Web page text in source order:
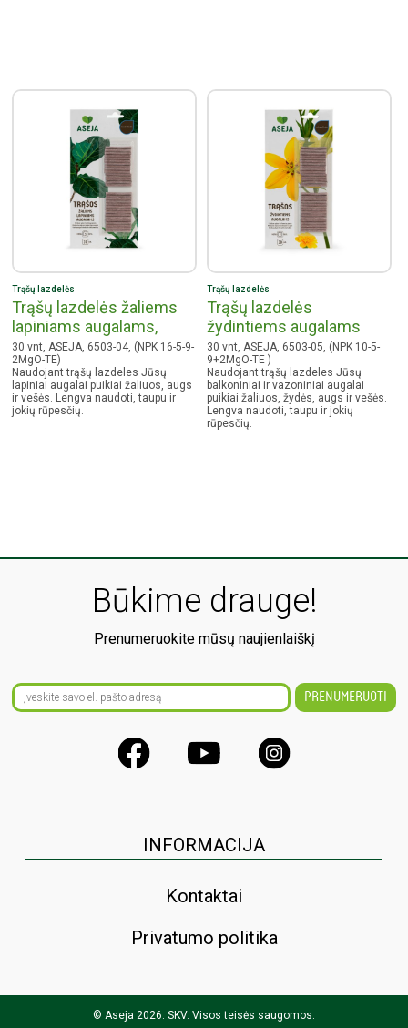
Trąšų lazdelės
Trąšų lazdelės žaliems
lapiniams augalams,
30 vnt, ASEJA, 6503-04, (NPK 16-5-9-
2MgO-TE)
Naudojant trąšų lazdeles Jūsų
lapiniai augalai puikiai žaliuos, augs
ir vešės. Lengva naudoti, taupu ir
jokių rūpesčių.
Trąšų lazdelės
Trąšų lazdelės
žydintiems augalams
30 vnt, ASEJA, 6503-05, (NPK 10-5-
9+2MgO-TE )
Naudojant trąšų lazdeles Jūsų
balkoniniai ir vazoniniai augalai
puikiai žaliuos, žydės, augs ir vešės.
Lengva naudoti, taupu ir jokių
rūpesčių.
Būkime drauge!
Prenumeruokite mūsų naujienlaiškį
INFORMACIJA
Kontaktai
Privatumo politika
© Aseja 2026. SKV. Visos teisės saugomos.